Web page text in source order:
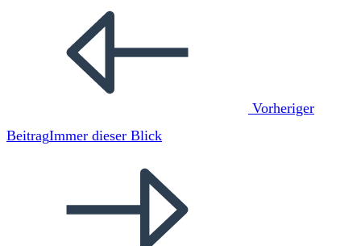
ansehen
Vorheriger
BeitragImmer dieser Blick